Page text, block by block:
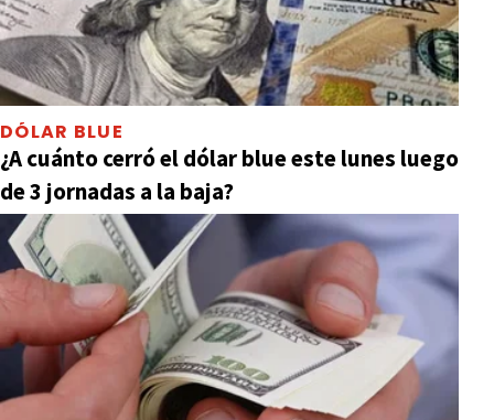
DÓLAR BLUE
¿A cuánto cerró el dólar blue este lunes luego
de 3 jornadas a la baja?